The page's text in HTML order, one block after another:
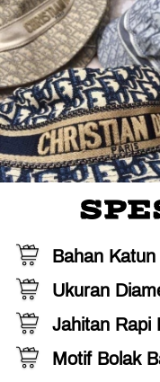
Bahan Katun
Ukuran
Jahitan Rapi
Motif Bolak